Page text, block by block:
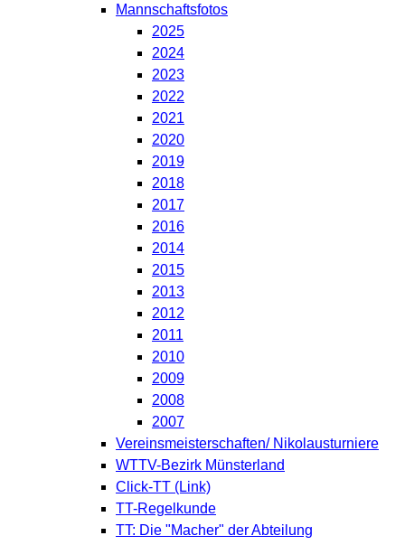
Mannschaftsfotos
2025
2024
2023
2022
2021
2020
2019
2018
2017
2016
2014
2015
2013
2012
2011
2010
2009
2008
2007
Vereinsmeisterschaften/ Nikolausturniere
WTTV-Bezirk Münsterland
Click-TT (Link)
TT-Regelkunde
TT: Die "Macher" der Abteilung